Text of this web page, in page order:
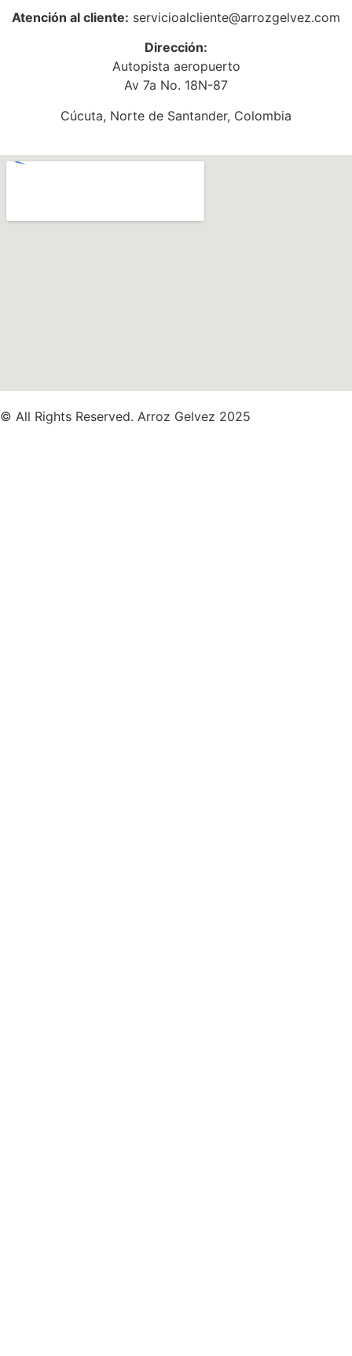
Atención al cliente: servicioalcliente@arrozgelvez.com
Dirección:
Autopista aeropuerto
Av 7a No. 18N-87
Cúcuta, Norte de Santander, Colombia
© All Rights Reserved. Arroz Gelvez 2025